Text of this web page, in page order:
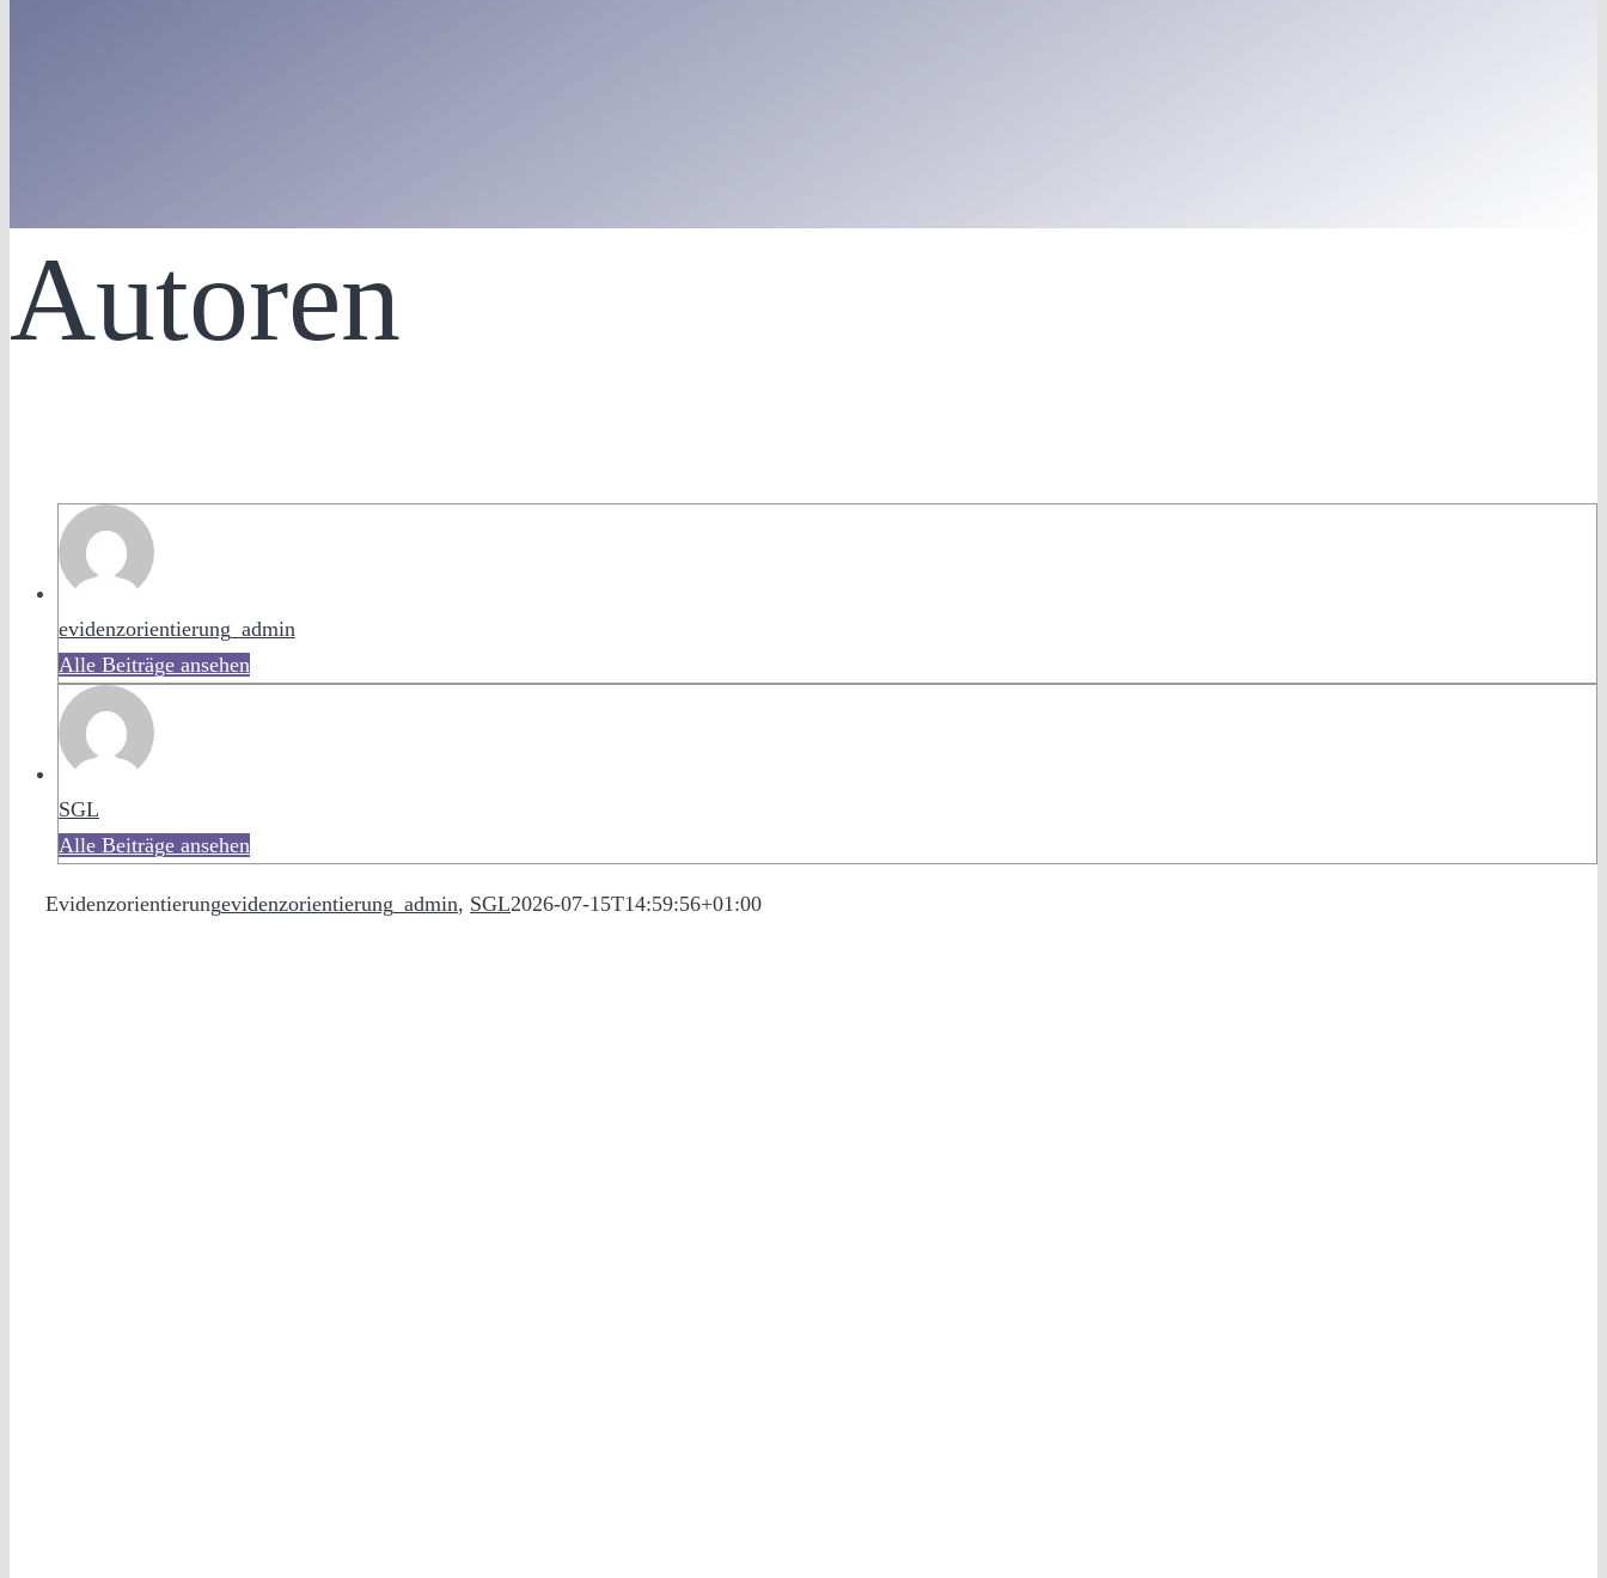
Autoren
evidenzorientierung_admin
Alle Beiträge ansehen
SGL
Alle Beiträge ansehen
Evidenzorientierungevidenzorientierung_admin, SGL2026-07-15T14:59:56+01:00